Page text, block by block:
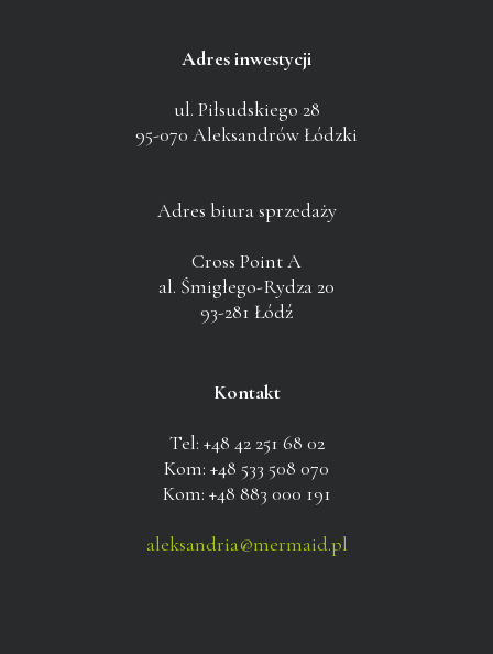
Adres inwestycji
ul. Piłsudskiego 28
95-070 Aleksandrów Łódzki
Adres biura sprzedaży
Cross Point A
al. Śmigłego-Rydza 20
93-281 Łódź
Kontakt
Tel: +48 42 251 68 02
Kom: +48 533 508 070
Kom: +48 883 000 191
aleksandria@mermaid.pl